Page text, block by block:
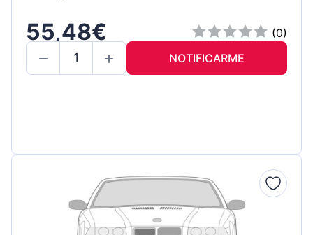
55,48€
(0)
NOTIFICARME